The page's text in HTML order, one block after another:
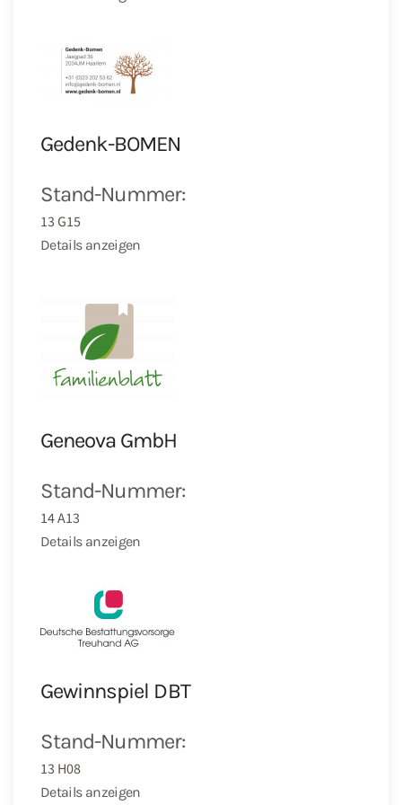
Gedenk-BOMEN
Stand-Nummer:
13 G15
Details anzeigen
Geneova GmbH
Stand-Nummer:
14 A13
Details anzeigen
Gewinnspiel DBT
Stand-Nummer:
13 H08
Details anzeigen